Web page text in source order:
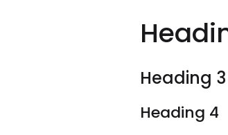
Heading 3
Heading 4